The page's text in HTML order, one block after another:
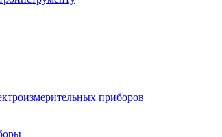
приборов